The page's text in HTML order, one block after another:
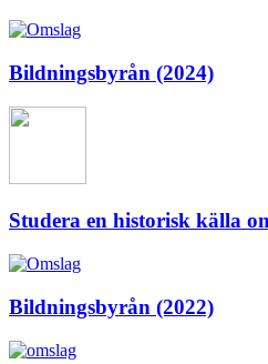
Bildningsbyrån (2024)
Studera en historisk källa
Bildningsbyrån (2022)